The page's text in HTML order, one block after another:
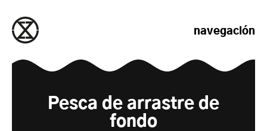
navegación
Pesca de arrastre de
fondo